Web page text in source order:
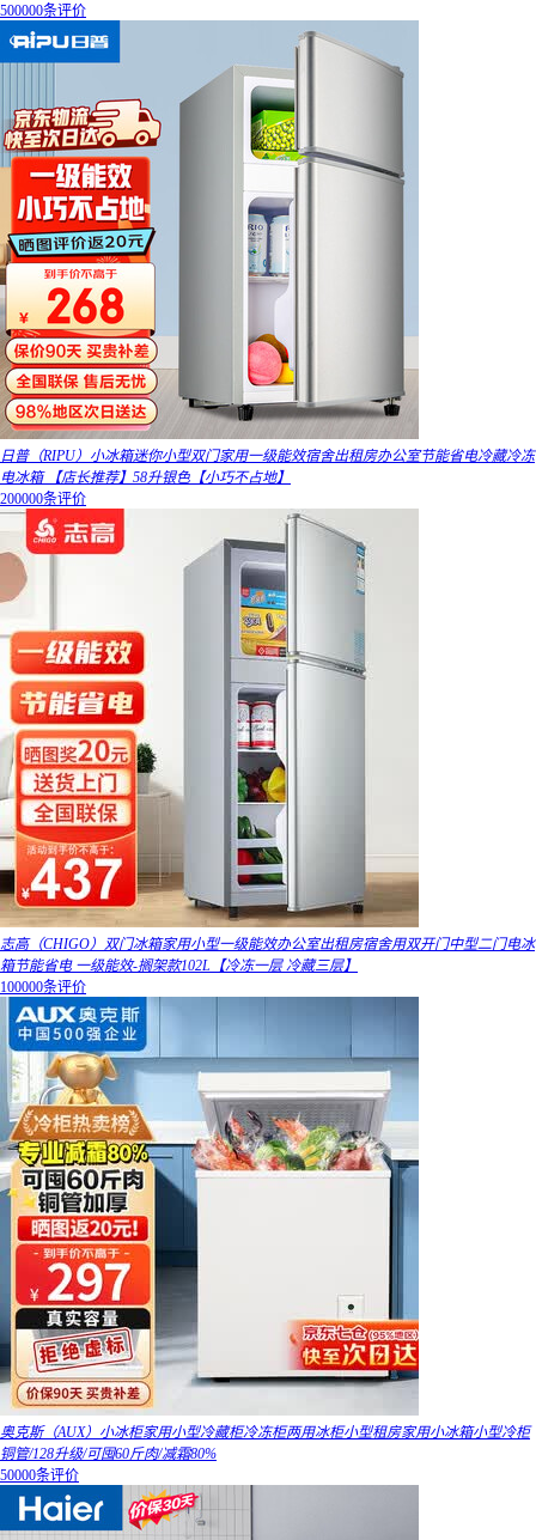
500000条评价
日普（RIPU）小冰箱迷你小型双门家用一级能效宿舍出租房办公室节能省电冷藏冷冻
电冰箱 【店长推荐】58升银色【小巧不占地】
200000条评价
志高（CHIGO）双门冰箱家用小型一级能效办公室出租房宿舍用双开门中型二门电冰
箱节能省电 一级能效-搁架款102L【冷冻一层 冷藏三层】
100000条评价
奥克斯（AUX）小冰柜家用小型冷藏柜冷冻柜两用冰柜小型租房家用小冰箱小型冷柜
铜管/128升级/可囤60斤肉/减霜80%
50000条评价